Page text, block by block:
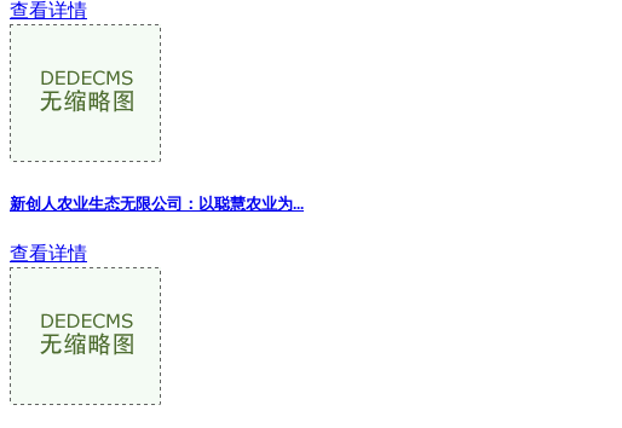
查看详情
新创人农业生态无限公司：以聪慧农业为...
查看详情